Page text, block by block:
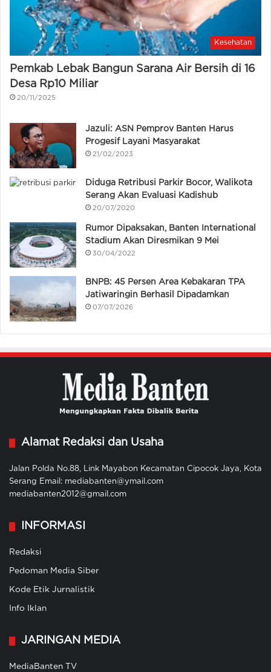
Kesehatan
Pemkab Lebak Bangun Sarana Air Bersih di 16
Desa Rp10 Miliar
20/11/2025
Jazuli: ASN Pemprov Banten Harus
Progesif Layani Masyarakat
21/02/2023
Diduga Retribusi Parkir Bocor, Walikota
Serang Akan Evaluasi Kadishub
20/07/2020
Rumor Dipaksakan, Banten International
Stadium Akan Diresmikan 9 Mei
30/04/2022
BNPB: 45 Persen Area Kebakaran TPA
Jatiwaringin Berhasil Dipadamkan
07/07/2026
Alamat Redaksi dan Usaha
Jalan Polda No.88, Link Mayabon Kecamatan Cipocok Jaya, Kota
Serang Email: mediabanten@ymail.com
mediabanten2012@gmail.com
INFORMASI
Redaksi
Pedoman Media Siber
Kode Etik Jurnalistik
Info Iklan
JARINGAN MEDIA
MediaBanten TV